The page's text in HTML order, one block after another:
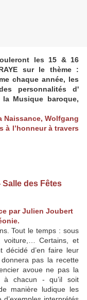
les 15 & 16
sur le thème :
chaque année, les
personnalités d'
Musique baroque,
Naissance, Wolfgang
à l’honneur à travers
Salle des Fêtes
par Julien Joubert
Tout le temps : sous
voiture,… Certains, et
décidé d’en faire leur
pas la recette
avoue ne pas la
à chacun - qu’il soit
manière ludique les